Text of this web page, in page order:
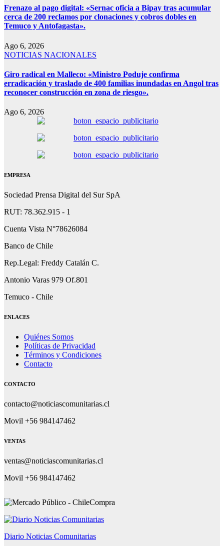
Frenazo al pago digital: «Sernac oficia a Bipay tras acumular
cerca de 200 reclamos por clonaciones y cobros dobles en
Temuco y Antofagasta».
Ago 6, 2026
NOTICIAS NACIONALES
Giro radical en Malleco: «Ministro Poduje confirma
erradicación y traslado de 400 familias inundadas en Angol tras
reconocer construcción en zona de riesgo».
Ago 6, 2026
EMPRESA
Sociedad Prensa Digital del Sur SpA
RUT: 78.362.915 - 1
Cuenta Vista N°78626084
Banco de Chile
Rep.Legal: Freddy Catalán C.
Antonio Varas 979 Of.801
Temuco - Chile
ENLACES
Quiénes Somos
Políticas de Privacidad
Términos y Condiciones
Contacto
CONTACTO
contacto@noticiascomunitarias.cl
Movil +56 984147462
VENTAS
ventas@noticiascomunitarias.cl
Movil +56 984147462
Diario Noticias Comunitarias